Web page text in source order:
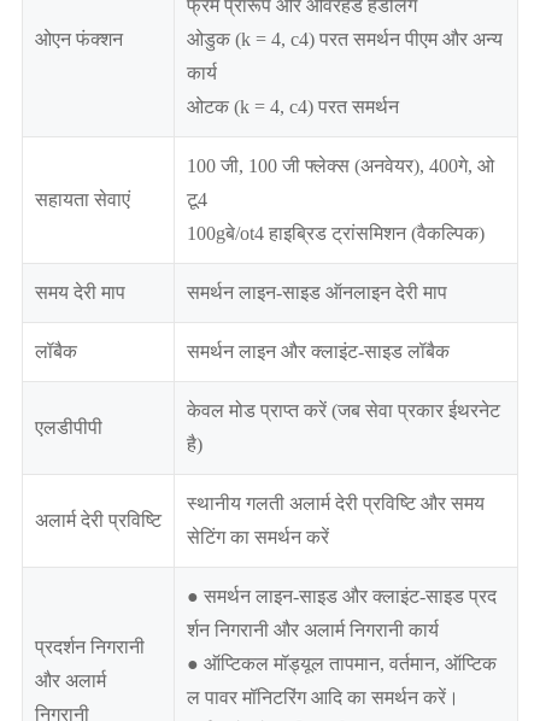
ओएन फंक्शन
फ्रेम प्रारूप और ओवरहेड हैंडलिंग
ओडुक (k = 4, c4) परत समर्थन पीएम और अन्य
कार्य
ओटक (k = 4, c4) परत समर्थन
सहायता सेवाएं
100 जी, 100 जी फ्लेक्स (अनवेयर), 400गे, ओ
टू4
100gबे/ot4 हाइब्रिड ट्रांसमिशन (वैकल्पिक)
समय देरी माप समर्थन लाइन-साइड ऑनलाइन देरी माप
लॉबैक समर्थन लाइन और क्लाइंट-साइड लॉबैक
एलडीपीपी
केवल मोड प्राप्त करें (जब सेवा प्रकार ईथरनेट
है)
अलार्म देरी प्रविष्टि
स्थानीय गलती अलार्म देरी प्रविष्टि और समय
सेटिंग का समर्थन करें
प्रदर्शन निगरानी
और अलार्म
निगरानी
● समर्थन लाइन-साइड और क्लाइंट-साइड प्रद
र्शन निगरानी और अलार्म निगरानी कार्य
● ऑप्टिकल मॉड्यूल तापमान, वर्तमान, ऑप्टिक
ल पावर मॉनिटरिंग आदि का समर्थन करें।